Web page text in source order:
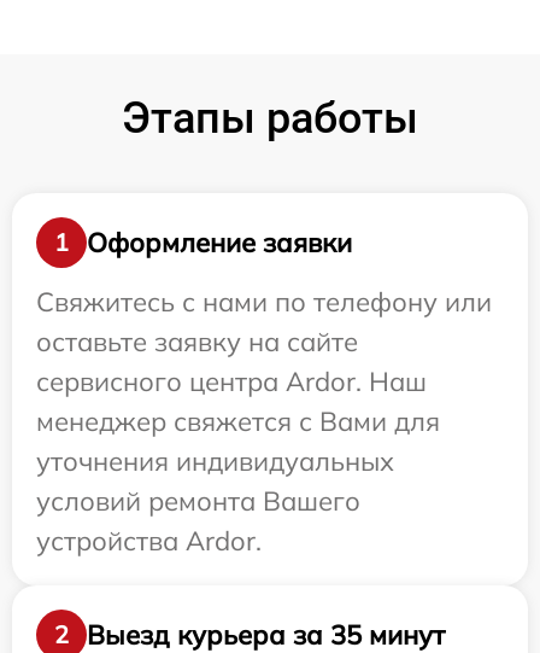
Этапы работы
1
Оформление заявки
Свяжитесь с нами по телефону или
оставьте заявку на сайте
сервисного центра Ardor. Наш
менеджер свяжется с Вами для
уточнения индивидуальных
условий ремонта Вашего
устройства Ardor.
2
Выезд курьера за 35 минут